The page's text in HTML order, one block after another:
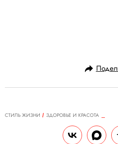
СТИЛЬ ЖИЗНИ
ЗДОРОВЬЕ И КРАСОТА
Ничего лишнего: